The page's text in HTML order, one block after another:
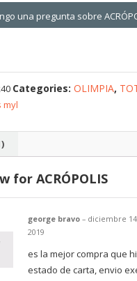
una pregunta sobre
Categories: OLIMPIA,
myl
for ACRÓPOLIS
george bravo – diciembre
2019
es la mejor compra que
estado de carta, envio